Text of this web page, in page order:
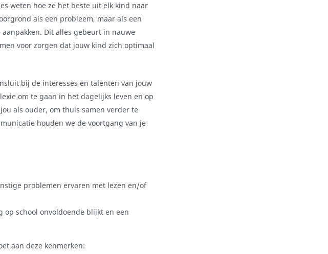
weten hoe ze het beste uit elk kind naar
als een probleem, maar als een
Dit alles gebeurt in nauwe
voor zorgen dat jouw kind zich optimaal
bij de interesses en talenten van jouw
om te gaan in het dagelijks leven en op
als ouder, om thuis samen verder te
houden we de voortgang van je
problemen ervaren met lezen en/of
school onvoldoende blijkt en een
aan deze kenmerken: